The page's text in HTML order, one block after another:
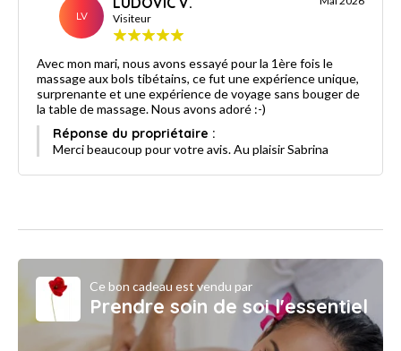
LV Visiteur
Avec mon mari, nous avons essayé pour la 1ère fois le
massage aux bols tibétains, ce fut une expérience unique,
surprenante et une expérience de voyage sans bouger de
la table de massage. Nous avons adoré :-)
Réponse du propriétaire :
Merci beaucoup pour votre avis. Au plaisir Sabrina
Ce bon cadeau est vendu par
Prendre soin de soi l'essentiel